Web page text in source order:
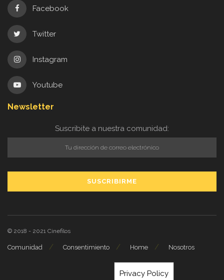
Facebook
Twitter
Instagram
Youtube
Newsletter
Suscribite a nuestra comunidad:
© 2018 - 2021 Cinefilos
Comunidad Consentimiento Home Nosotros
Privacy Policy